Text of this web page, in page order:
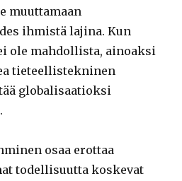
muuttamaan
ihmistä lajina. Kun
ole mahdollista, ainoaksi
tieteellistekninen
globalisaatioksi
osaa erottaa
todellisuutta koskevat